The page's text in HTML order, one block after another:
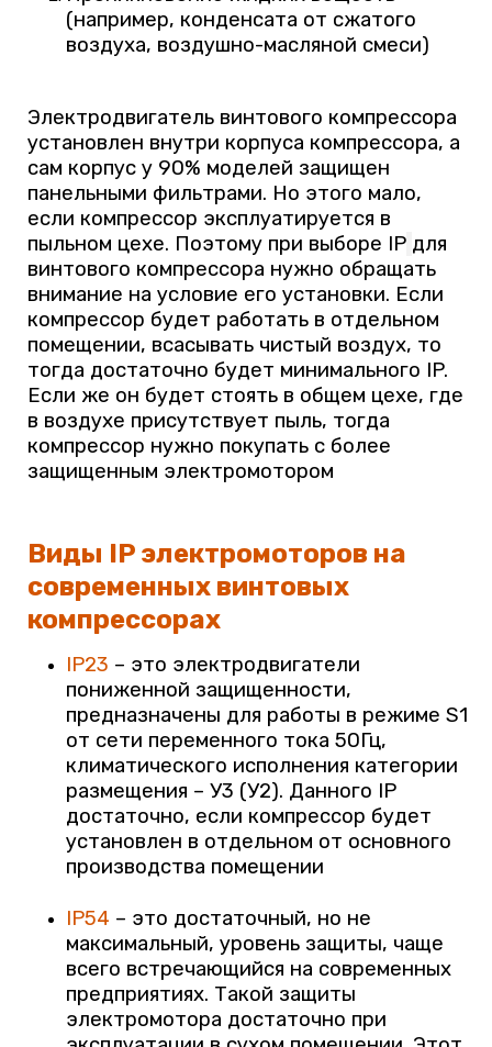
(например, конденсата от сжатого
воздуха, воздушно-масляной смеси)
Электродвигатель винтового компрессора
установлен внутри корпуса компрессора, а
сам корпус у 90% моделей защищен
панельными фильтрами. Но этого мало,
если компрессор эксплуатируется в
пыльном цехе. Поэтому при выборе IP для
винтового компрессора нужно обращать
внимание на условие его установки. Если
компрессор будет работать в отдельном
помещении, всасывать чистый воздух, то
тогда достаточно будет минимального IP.
Если же он будет стоять в общем цехе, где
в воздухе присутствует пыль, тогда
компрессор нужно покупать с более
защищенным электромотором
Виды IP электромоторов на
современных винтовых
компрессорах
IP23 – это электродвигатели
пониженной защищенности,
предназначены для работы в режиме S1
от сети переменного тока 50Гц,
климатического исполнения категории
размещения – У3 (У2). Данного IP
достаточно, если компрессор будет
установлен в отдельном от основного
производства помещении
IP54 – это достаточный, но не
максимальный, уровень защиты, чаще
всего встречающийся на современных
предприятиях. Такой защиты
электромотора достаточно при